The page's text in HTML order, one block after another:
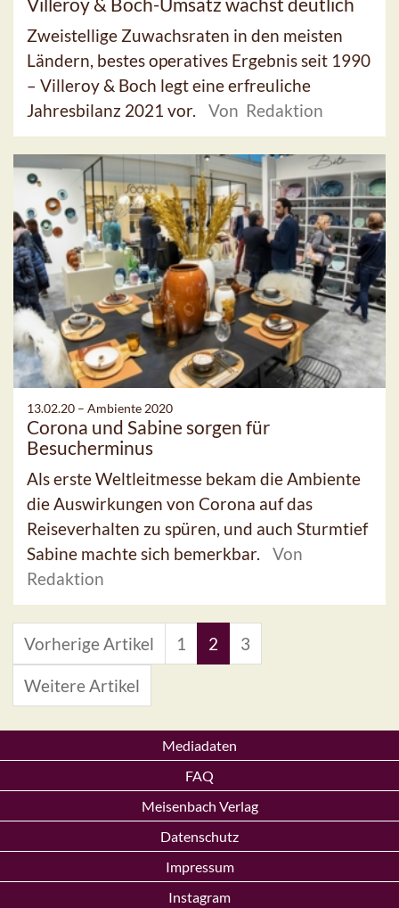
Zweistellige Zuwachsraten in den meisten
Ländern, bestes operatives Ergebnis seit 1990
– Villeroy & Boch legt eine erfreuliche
Jahresbilanz 2021 vor.
Von Redaktion
13.02.20 – Ambiente 2020
Corona und Sabine sorgen für
Besucherminus
Als erste Weltleitmesse bekam die Ambiente
die Auswirkungen von Corona auf das
Reiseverhalten zu spüren, und auch Sturmtief
Sabine machte sich bemerkbar.
Von
Redaktion
Vorherige Artikel 1 2 3
Weitere Artikel
Mediadaten
FAQ
Meisenbach Verlag
Datenschutz
Impressum
Instagram